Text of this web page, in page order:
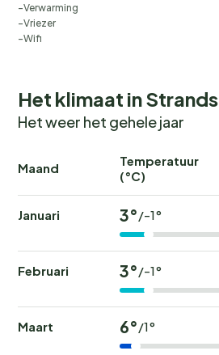
Verwarming
Vriezer
Wifi
Het klimaat in Strands
Het weer het gehele jaar
Maand
Temperatuur
(°C)
Januari 3°/-1°
Februari 3°/-1°
Maart 6°/1°